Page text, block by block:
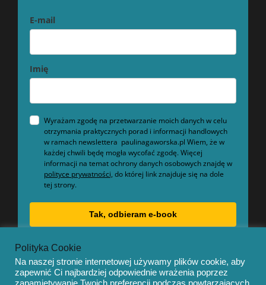
E-mail
Imię
Wyrażam zgodę na przetwarzanie moich danych w celu
otrzymania praktycznych porad i informacji handlowych
w ramach newslettera paulinagaworska.pl Wiem, że w
każdej chwili będę mogła wycofać zgodę. Więcej
informacji na temat ochrony danych osobowych znajdę w
polityce prywatności, do której link znajduje się na dole
tej strony.
Tak, odbieram e-book
Polityka Cookie
Na naszej stronie internetowej używamy plików cookie, aby
zapewnić Ci najbardziej odpowiednie wrażenia poprzez